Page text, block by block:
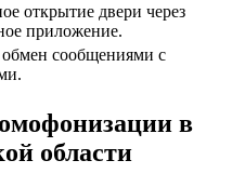
открытие двери через
приложение.
обмен сообщениями с
в
области